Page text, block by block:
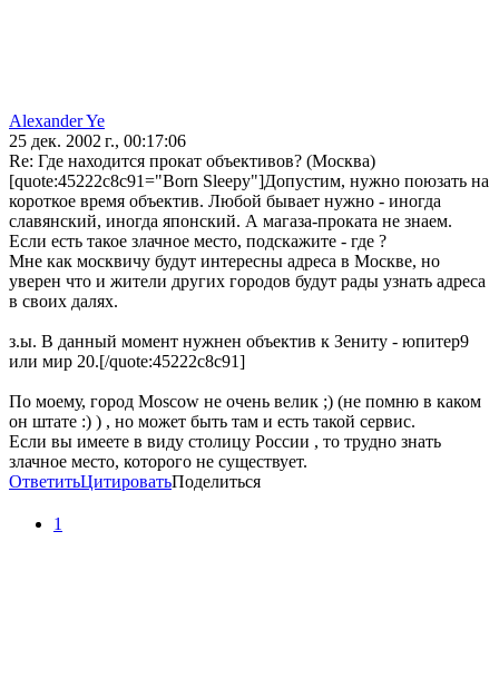
Alexander Ye
25 дек. 2002 г., 00:17:06
Re: Где находится прокат объективов? (Москва)
[quote:45222c8c91="Born Sleepy"]Допустим, нужно поюзать на
короткое время объектив. Любой бывает нужно - иногда
славянский, иногда японский. А магаза-проката не знаем.
Если есть такое злачное место, подскажите - где ?
Мне как москвичу будут интересны адреса в Москве, но
уверен что и жители других городов будут рады узнать адреса
в своих далях.
з.ы. В данный момент нужнен объектив к Зениту - юпитер9
или мир 20.[/quote:45222c8c91]
По моему, город Moscow не очень велик ;) (не помню в каком
он штате :) ) , но может быть там и есть такой сервис.
Если вы имеете в виду столицу России , то трудно знать
злачное место, которого не существует.
ОтветитьЦитироватьПоделиться
1